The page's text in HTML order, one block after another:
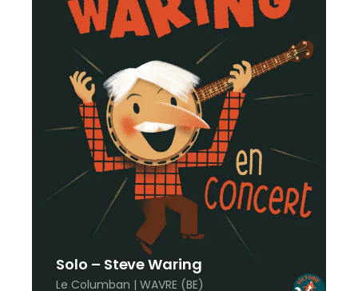
Solo – Steve Waring
Le Columban | WAVRE (BE)